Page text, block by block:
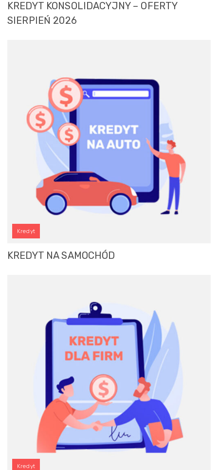
KREDYT KONSOLIDACYJNY – OFERTY
SIERPIEŃ 2026
Kredyt
KREDYT NA SAMOCHÓD
Kredyt